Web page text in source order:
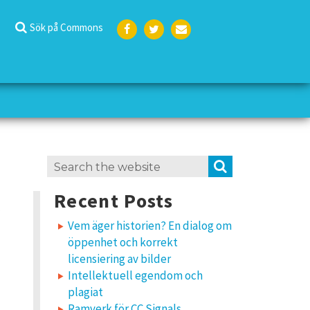
Sök på Commons
k
Search
Recent Posts
Vem äger historien? En dialog om
öppenhet och korrekt
licensiering av bilder
Intellektuell egendom och
plagiat